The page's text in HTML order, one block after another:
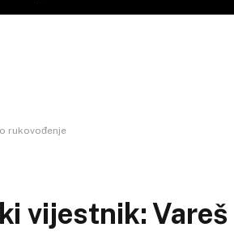
rukovođenje
vijestnik: Vareš